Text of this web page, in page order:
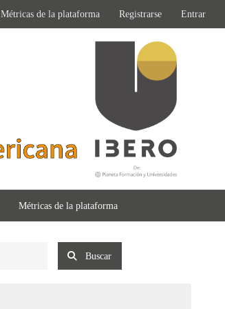
Métricas de la plataforma Registrarse Entrar
Métricas de la plataforma
Buscar